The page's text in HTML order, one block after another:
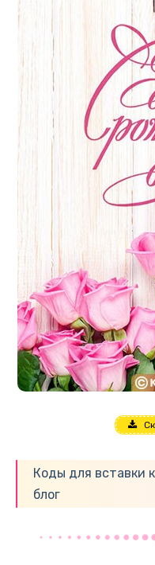
Коды для вставки
блог